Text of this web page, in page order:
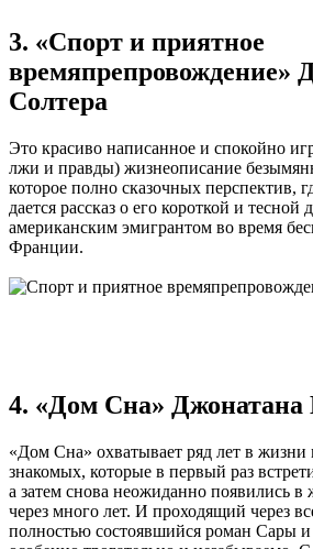
3. «Спорт и приятное
времяпрепровождение»
Солтера
Это красиво написанное и спокойно
лжи и правды) жизнеописание
которое полно сказочных перспектив,
дается рассказ о его короткой и
американским эмигрантом во время
Франции.
4. «Дом Сна» Джонатана
«Дом Сна» охватывает ряд лет в жизни
знакомых, которые в первый раз
а затем снова неожиданно появились в
через много лет. И проходящий через
полностью состоявшийся роман Сары и